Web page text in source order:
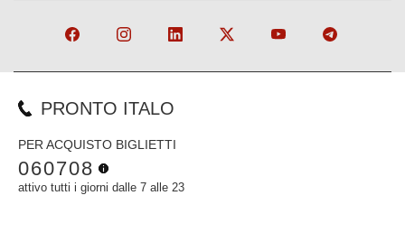
PRONTO ITALO
PER ACQUISTO BIGLIETTI
060708
attivo tutti i giorni dalle 7 alle 23